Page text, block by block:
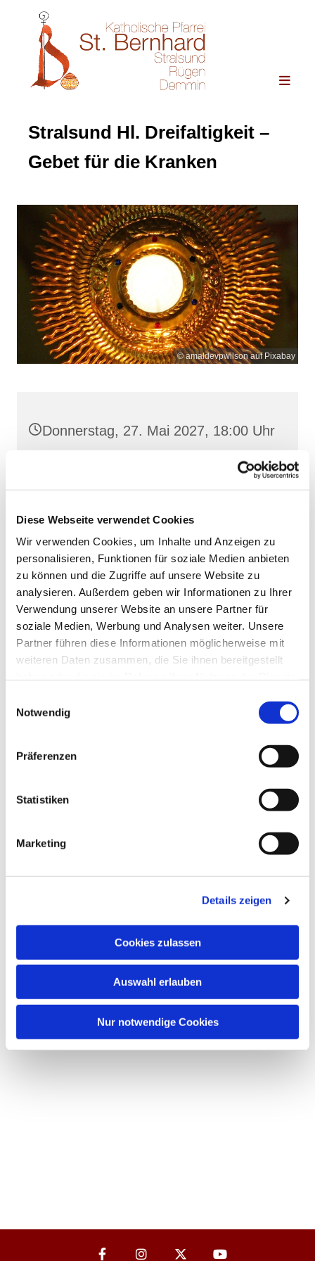
Diese Webseite verwendet Cookies
Wir verwenden Cookies, um Inhalte und Anzeigen zu
personalisieren, Funktionen für soziale Medien anbieten
zu können und die Zugriffe auf unsere Website zu
analysieren. Außerdem geben wir Informationen zu Ihrer
Verwendung unserer Website an unsere Partner für
soziale Medien, Werbung und Analysen weiter. Unsere
Partner führen diese Informationen möglicherweise mit
weiteren Daten zusammen, die Sie ihnen bereitgestellt
Notwendig
Präferenzen
Statistiken
Marketing
Details zeigen
Cookies zulassen
Auswahl erlauben
Nur notwendige Cookies
Stralsund Hl. Dreifaltigkeit –
Gebet für die Kranken
© amaldevpwilson auf Pixabay
Donnerstag, 27. Mai 2027, 18:00 Uhr
Frankenstr. 39, 18439 Stralsund